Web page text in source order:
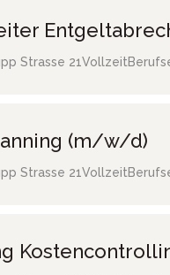
Strasse 21Vollzeit
(m/w/d)
Strasse 21Vollzeit